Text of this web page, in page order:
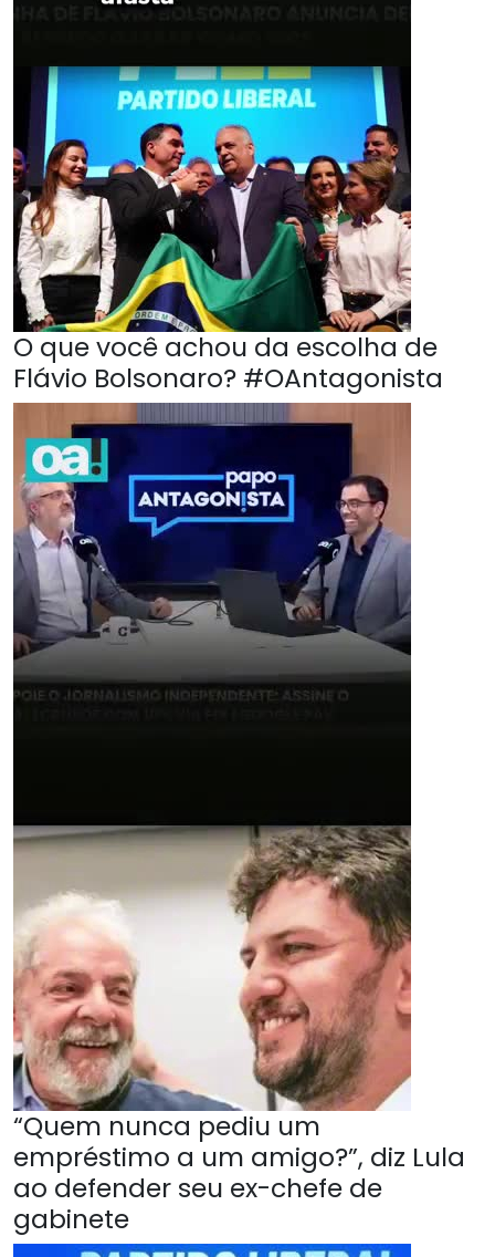
O que você achou da escolha de
Flávio Bolsonaro? #OAntagonista
“Quem nunca pediu um
empréstimo a um amigo?”, diz Lula
ao defender seu ex-chefe de
gabinete